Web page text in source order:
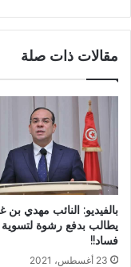
مقالات ذات صلة
بالفيديو: النائب مهدي بن
يطالب بدفع رشوة
فساد!!
23 أغسطس، 2021